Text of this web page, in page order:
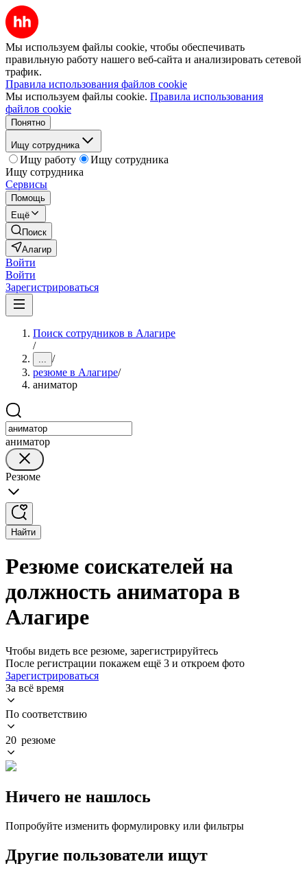
Мы используем файлы cookie, чтобы обеспечивать
правильную работу нашего веб-сайта и анализировать сетевой
трафик.
Правила использования файлов cookie
Мы используем файлы cookie. Правила использования
файлов cookie
Понятно
Ищу сотрудника
Ищу работу
Ищу сотрудника
Ищу сотрудника
Сервисы
Помощь
Ещё
Поиск
Алагир
Войти
Войти
Зарегистрироваться
Поиск сотрудников в Алагире
/
... /
резюме в Алагире/
аниматор
аниматор
Резюме
Найти
Резюме соискателей на
должность аниматора в
Алагире
Чтобы видеть все резюме, зарегистрируйтесь
После регистрации покажем ещё 3 и откроем фото
Зарегистрироваться
За всё время
По соответствию
20 резюме
Ничего не нашлось
Попробуйте изменить формулировку или фильтры
Другие пользователи ищут